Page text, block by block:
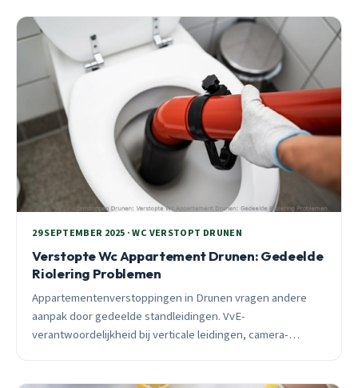
29 SEPTEMBER 2025 · WC VERSTOPT DRUNEN
Verstopte Wc Appartement Drunen: Gedeelde
Riolering Problemen
Appartementenverstoppingen in Drunen vragen andere
aanpak door gedeelde standleidingen. VvE-
verantwoordelijkheid bij verticale leidingen, camera-